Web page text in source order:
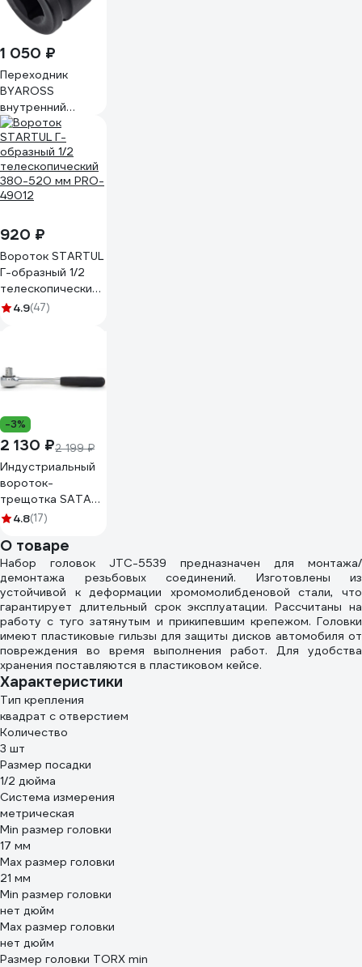
1 050 ₽
Переходник
BYAROSS
внутренний
квадрат F3/4
дюйма, наружный
квадрат М1/2
дюйма
4687205817198
920 ₽
Вороток STARTUL
Г-образный 1/2
телескопический
380-520 мм PRO-
4.9(47)
-3%
2 130 ₽2 199 ₽
Индустриальный
вороток-
трещотка SATA
1/2" DR 60 зубьев
Для
профессиональных
СТО и потоковой
нагрузки. 13901
4.8(17)
О товаре
Набор головок JTC-5539 предназначен для монтажа/
демонтажа резьбовых соединений. Изготовлены из
устойчивой к деформации хромомолибденовой стали, что
гарантирует длительный срок эксплуатации. Рассчитаны на
работу с туго затянутым и прикипевшим крепежом. Головки
имеют пластиковые гильзы для защиты дисков автомобиля от
повреждения во время выполнения работ. Для удобства
хранения поставляются в пластиковом кейсе.
Характеристики
Тип крепления
квадрат с отверстием
Количество
3 шт
Размер посадки
1/2 дюйма
Система измерения
метрическая
Min размер головки
17 мм
Max размер головки
21 мм
Min размер головки
нет дюйм
Max размер головки
нет дюйм
Размер головки TORX min